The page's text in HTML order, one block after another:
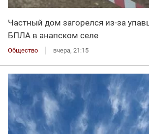
Частный дом загорелся из-за
БПЛА в анапском селе
Общество вчера, 21:15